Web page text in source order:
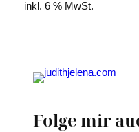
inkl. 6 % MwSt.
Folge mir